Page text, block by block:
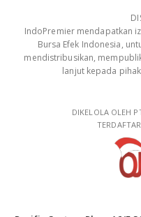
IndoPremier mendapatkan
Bursa Efek Indonesia,
mendistribusikan,
lanjut kepada
DIKELOLA OLEH